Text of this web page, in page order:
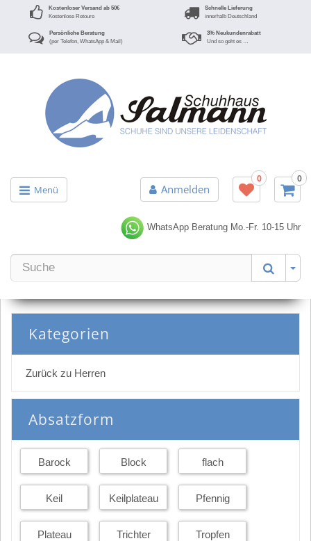
Kostenloser Versand ab 50€
Kostenlose Retoure
Schnelle Lieferung
innerhalb Deutschland
Persönliche Beratung
(per Telefon, WhatsApp & Mail)
3% Neukundenrabatt
Und so geht es …
Menü Anmelden
0 0
WhatsApp Beratung Mo.-Fr. 10-15 Uhr
Kategorien
Zurück zu Herren
Absatzform
Barock Block flach
Keil Keilplateau Pfennig
Plateau Trichter Tropfen